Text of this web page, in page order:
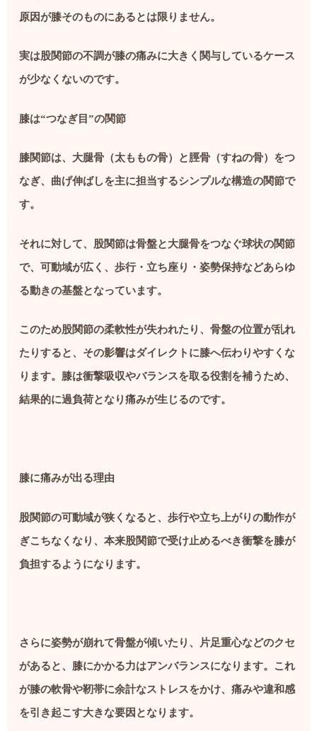
原因が膝そのものにあるとは限りません。
実は股関節の不調が膝の痛みに大きく関与しているケース
が少なくないのです。
膝は“つなぎ目”の関節
膝関節は、大腿骨（太ももの骨）と脛骨（すねの骨）をつ
なぎ、曲げ伸ばしを主に担当するシンプルな構造の関節で
す。
それに対して、股関節は骨盤と大腿骨をつなぐ球状の関節
で、可動域が広く、歩行・立ち座り・姿勢保持などあらゆ
る動きの基盤となっています。
このため股関節の柔軟性が失われたり、骨盤の位置が乱れ
たりすると、その影響はダイレクトに膝へ伝わりやすくな
ります。膝は衝撃吸収やバランスを取る役割を補うため、
結果的に過負荷となり痛みが生じるのです。
膝に痛みが出る理由
股関節の可動域が狭くなると、歩行や立ち上がりの動作が
ぎこちなくなり、本来股関節で受け止めるべき衝撃を膝が
負担するようになります。
さらに姿勢が崩れて骨盤が傾いたり、片足重心などのクセ
があると、膝にかかる力はアンバランスになります。これ
が膝の軟骨や靭帯に余計なストレスをかけ、痛みや違和感
を引き起こす大きな要因となります。